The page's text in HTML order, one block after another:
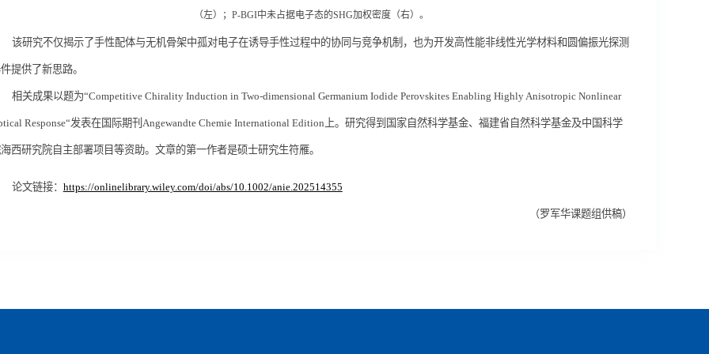
（左）； P-BGI中未占据电子态的SHG加权密度（右）。
该研究不仅揭示了手性配体与无机骨架中孤对电子在诱导手性过程中的协同与竞争机制，也为开发高性能非线性光学材料和圆偏振光探测
提供了新思路。
相关成果以题为“Competitive Chirality Induction in Two-dimensional Germanium Iodide Perovskites Enabling Highly Anisotropic Nonlinear
Response“发表在国际期刊 Angewandte Chemie International Edition 上。研究得到国家自然科学基金、福建省自然科学基金及中国科学
西研究院自主部署项目等资助。文章的第一作者是硕士研究生符雁。
论文链接： https://onlinelibrary.wiley.com/doi/abs/10.1002/anie.202514355
（罗军华课题组供稿）